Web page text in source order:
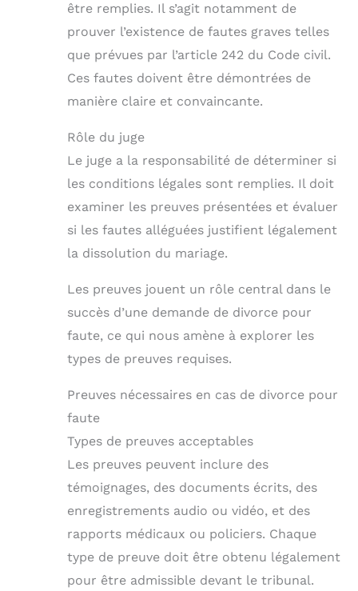
être remplies. Il s’agit notamment de
prouver l’existence de fautes graves telles
que prévues par l’article 242 du Code civil.
Ces fautes doivent être démontrées de
manière claire et convaincante.
Rôle du juge
Le juge a la responsabilité de déterminer si
les conditions légales sont remplies. Il doit
examiner les preuves présentées et évaluer
si les fautes alléguées justifient légalement
la dissolution du mariage.
Les preuves jouent un rôle central dans le
succès d’une demande de divorce pour
faute, ce qui nous amène à explorer les
types de preuves requises.
Preuves nécessaires en cas de divorce pour
faute
Types de preuves acceptables
Les preuves peuvent inclure des
témoignages, des documents écrits, des
enregistrements audio ou vidéo, et des
rapports médicaux ou policiers. Chaque
type de preuve doit être obtenu légalement
pour être admissible devant le tribunal.